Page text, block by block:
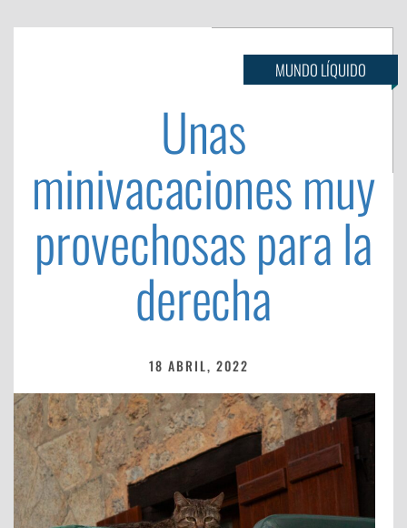
MUNDO LÍQUIDO
Unas
minivacaciones muy
provechosas para la
derecha
18 ABRIL, 2022